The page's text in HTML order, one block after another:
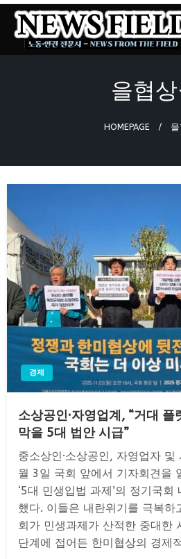
Skip
content
뉴스필드
노동·인권 전문지
을협상
HOMEPAGE
경제
소상공인·자영업계, “거대 플
막을 5대 법안 시급”
중소상인·소상공인, 자영업자
월 3일 국회 앞에서 기자회견을
‘5대 민생입법 과제’의 정기국
했다. 이들은 내란위기를 극복하
회가 민생과제가 산적한 중대한
단계에 접어든 한미협상의 경제